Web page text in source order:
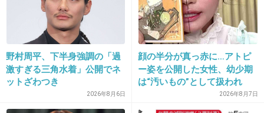
2020/01/21(火) 23:30:21
>>1
わたし結構敏感肌で合わない化粧品多い肌だけ
ど、mimcのチーク大丈夫だったよ！
クレンジングも不要で石鹸で落ちる。
野村周平、下半身強調の「過
激すぎる三角水着」公開でネ
ットざわつき
2026年8月6日
顔の半分が真っ赤に…アトピ
ー姿を公開した女性、幼少期
は“汚いもの”として扱われ
「人に触れる行為に罪悪感を
持っていた」
2026年8月7日